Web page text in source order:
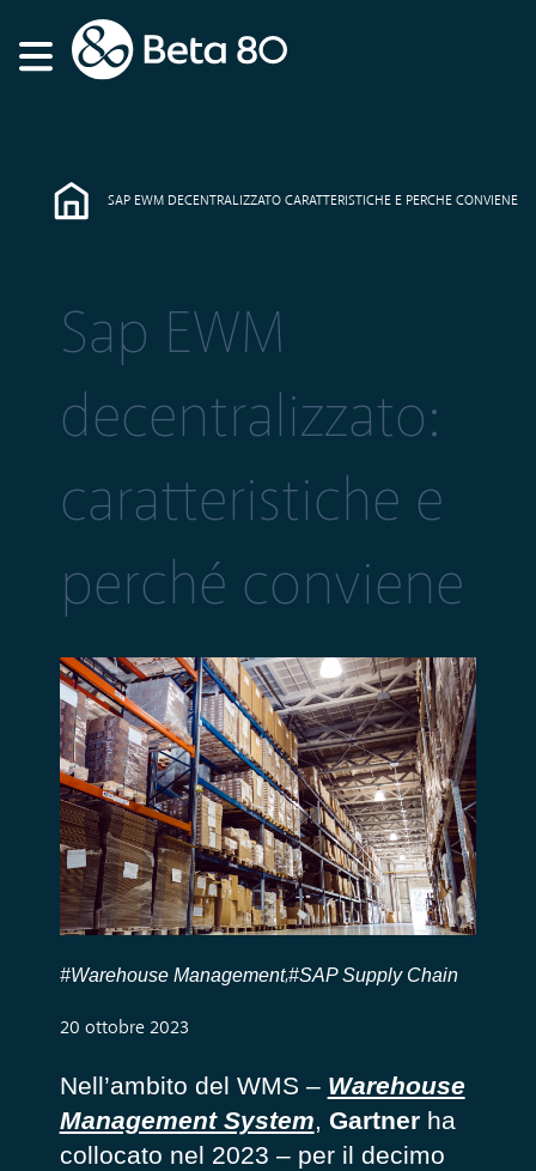
SAP EWM DECENTRALIZZATO CARATTERISTICHE E PERCHE CONVIENE
Sap EWM
decentralizzato:
caratteristiche e
perché conviene
#Warehouse Management,#SAP Supply Chain
20 ottobre 2023
Nell’ambito del WMS – Warehouse
Management System, Gartnerha
collocato nel 2023 – per il decimo